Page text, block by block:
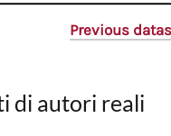
Previous
di autori reali